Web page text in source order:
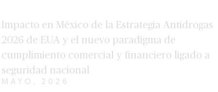
Impacto en México de la Estrategia Antidrogas
2026 de EUA y el nuevo paradigma de
cumplimiento comercial y financiero ligado a
seguridad nacional
MAYO, 2026